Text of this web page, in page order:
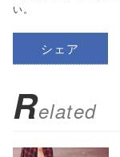
い。
シェア
Related